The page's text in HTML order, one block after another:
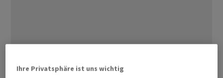
Ihre Privatsphäre ist uns wichtig